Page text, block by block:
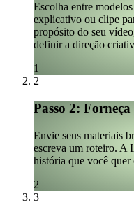
Escolha entre
explicativo ou clipe
propósito do seu
definir a direção
1
2
Passo 2:
Envie seus materiais
escreva um roteiro. A
história que você quer
2
3